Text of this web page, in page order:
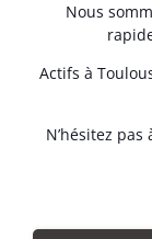
Nous
Actifs à
N’hésitez